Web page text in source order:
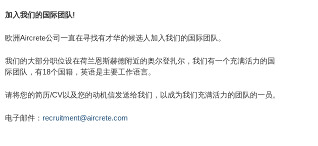
加入我们的国际团队!
欧洲Aircrete公司一直在寻找有才华的候选人加入我们的国际团队。
我们的大部分职位设在荷兰恩斯赫德附近的奥尔登扎尔，我们有一个充满活力的国
际团队，有18个国籍，英语是主要工作语言。
请将您的简历/CV以及您的动机信发送给我们，以成为我们充满活力的团队的一员。
电子邮件： recruitment@aircrete.com